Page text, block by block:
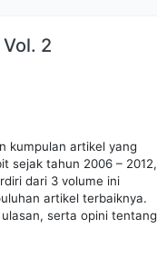
2
kumpulan artikel yang
sejak tahun 2006 – 2012,
dari 3 volume ini
artikel terbaiknya.
serta opini tentang